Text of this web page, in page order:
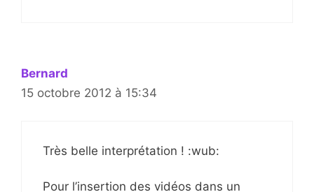
Bernard
15 octobre 2012 à 15:34
Très belle interprétation ! :wub:
Pour l’insertion des vidéos dans un